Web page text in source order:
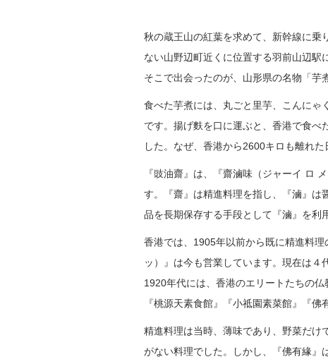
秋の蔵王山の紅葉を求めて、新幹線に乗
ない山野辺町近くに位置する羽前山辺駅
そこで出会ったのが、山形県の名物「芋
食べた芋煮には、丸ごと里芋、こんにゃ
です。揚げ麩を口に運ぶと、香港で食べ
した。なぜ、香港から2600キロも離れ
『豉油齋』は、『齋滷味（ジャーイ ロ
す。『齋』は精進料理を指し、『滷』は
品を長期保存する手段として『滷』を利
香港では、1905年以前から既に精進料
ッ）』は今も営業しています。現在は４
1920年代には、香港のエリートたちの
『桃源天素食館』『小祗園素菜館』『佛
精進料理は当時、薄味であり、野菜だけ
がない料理でした。しかし、『佛有緣』